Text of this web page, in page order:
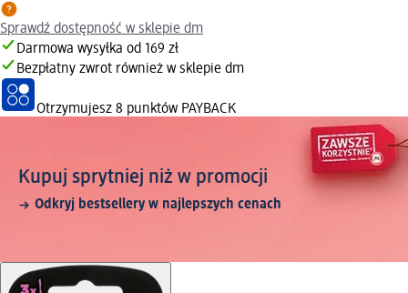
Sprawdź dostępność w sklepie dm
Darmowa wysyłka od 169 zł
Bezpłatny zwrot również w sklepie dm
Otrzymujesz 8 punktów PAYBACK
Kupuj sprytniej niż w promocji
Odkryj bestsellery w najlepszych cenach